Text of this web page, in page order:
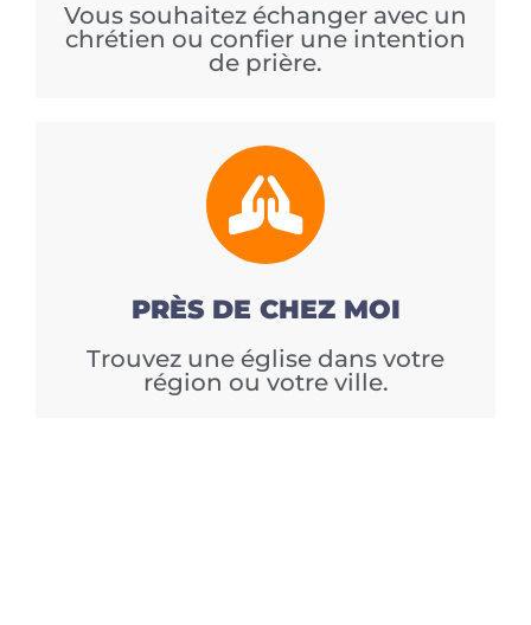
Vous souhaitez échanger avec un
chrétien ou confier une intention
de prière.
PRÈS DE CHEZ MOI
Trouvez une église dans votre
région ou votre ville.